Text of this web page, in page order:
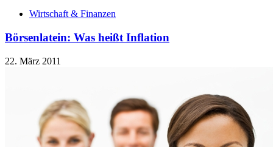
Wirtschaft & Finanzen
Börsenlatein: Was heißt Inflation
22. März 2011